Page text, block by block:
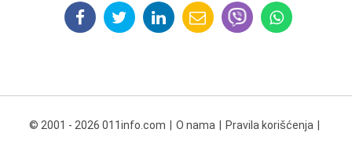
© 2001 - 2026 011info.com O nama Pravila korišćenja